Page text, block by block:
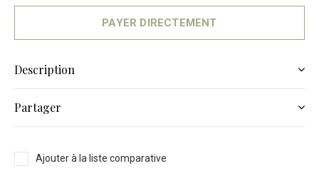
PAYER DIRECTEMENT
Description
Partager
Ajouter à la liste comparative